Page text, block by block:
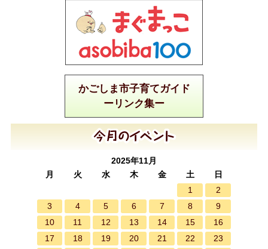
かごしま市子育てガイド
ーリンク集ー
2025年11月
月
火 水 木 金 土
日
1
2
3
4 5 6 7 8
9
10
11 12 13 14 15
16
17
18 19 20 21 22
23